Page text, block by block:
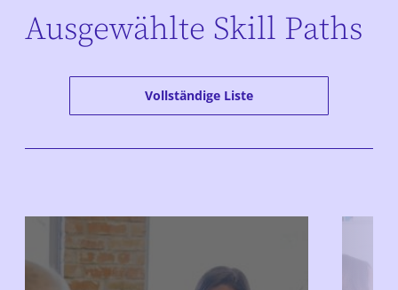
Ausgewählte Skill Paths
Vollständige Liste